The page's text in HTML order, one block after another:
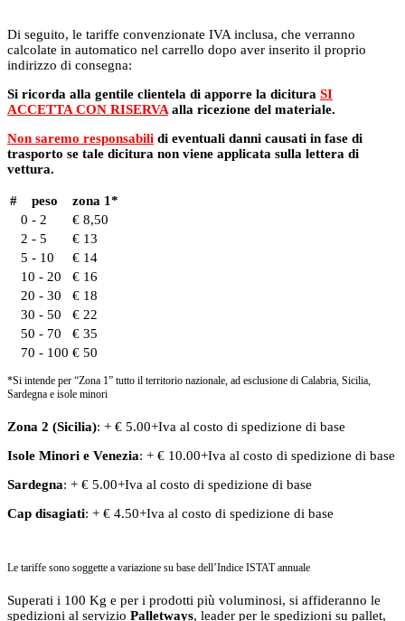
Di seguito, le tariffe convenzionate IVA inclusa, che verranno
calcolate in automatico nel carrello dopo aver inserito il proprio
indirizzo di consegna:
Si ricorda alla gentile clientela di apporre la dicitura SI
ACCETTA CON RISERVA alla ricezione del materiale.
Non saremo responsabili di eventuali danni causati in fase di
trasporto se tale dicitura non viene applicata sulla lettera di
vettura.
# peso
zona 1*
0 - 2
€ 8,50
2 - 5
€ 13
5 - 10
€ 14
10 - 20
€ 16
20 - 30
€ 18
30 - 50
€ 22
50 - 70
€ 35
70 - 100 € 50
*Si intende per “Zona 1” tutto il territorio nazionale, ad esclusione di Calabria, Sicilia,
Sardegna e isole minori
Zona 2 (Sicilia): + € 5.00+Iva al costo di spedizione di base
Isole Minori e Venezia: + € 10.00+Iva al costo di spedizione di base
Sardegna: + € 5.00+Iva al costo di spedizione di base
Cap disagiati: + € 4.50+Iva al costo di spedizione di base
Le tariffe sono soggette a variazione su base dell’Indice ISTAT annuale
Superati i 100 Kg e per i prodotti più voluminosi, si affideranno le
spedizioni al servizio Palletways, leader per le spedizioni su pallet,